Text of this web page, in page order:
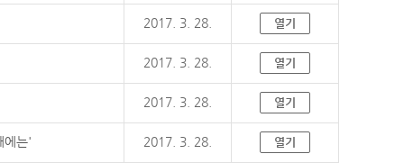
2017. 3. 28. 열기
2017. 3. 28. 열기
2017. 3. 28. 열기
에는' 2017. 3. 28. 열기